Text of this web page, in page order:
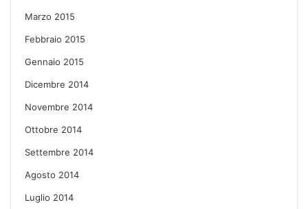
Marzo 2015
Febbraio 2015
Gennaio 2015
Dicembre 2014
Novembre 2014
Ottobre 2014
Settembre 2014
Agosto 2014
Luglio 2014